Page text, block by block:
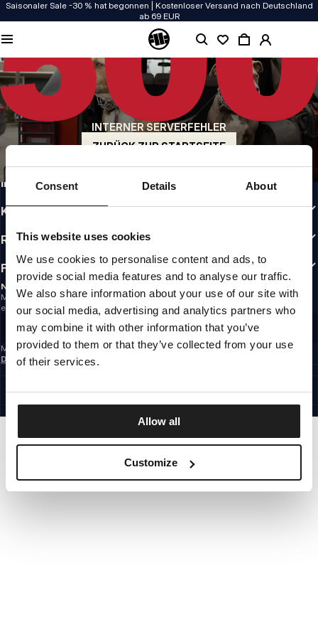
Consent Details About
This website uses cookies
We use cookies to personalise content and ads, to
provide social media features and to analyse our traffic.
We also share information about your use of our site with
our social media, advertising and analytics partners who
may combine it with other information that you’ve
provided to them or that they’ve collected from your use
of their services.
Allow all
Customize
Saisonaler Sale -30 % hat begonnen | Kostenloser Versand nach Deutschland
ab 69 EUR
INTERNER SERVERFEHLER
ZURÜCK ZUR STARTSEITE
QUALITÄT HAT BEI UNS PRIORITÄT
Unsere Kleidung wird mit Leidenschaft produziert. Bei Haltbarkeit, Langlebigkeit
der Materialien und Details machen wir keine Kompromisse.
US ORIGIN
Unsere Wurzeln reichen zurück ins San Diego der frühen 90er. Unser Stil ist roh,
authentisch und kompromisslos.
MARKE MIT CHARAKTER
INFO
KUNDENBEREICH
RICHTLINIEN
FOLLOW US
NEWSLETTER
Möchtest du Informationen über die neuesten Aktionen und Neuigkeiten
erhalten?
Email address
REGISTRIEREN SIE SICH
Mit der Anmeldung zum Newsletter bestätigst du, dass du die
Datenschutzerklärung
SITE CREDITS